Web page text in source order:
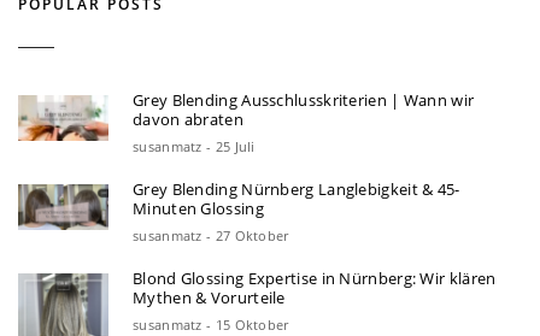
Grey Blending Ausschlusskriterien | Wann wir
davon abraten
susanmatz - 25 Juli
Grey Blending Nürnberg Langlebigkeit & 45-
Minuten Glossing
susanmatz - 27 Oktober
Blond Glossing Expertise in Nürnberg: Wir klären
Mythen & Vorurteile
susanmatz - 15 Oktober